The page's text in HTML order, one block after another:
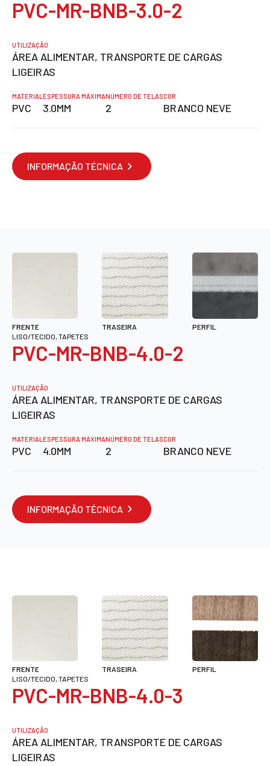
PVC-MR-BNB-3.0-2
UTILIZAÇÃO
ÁREA ALIMENTAR, TRANSPORTE DE CARGAS
LIGEIRAS
MATERIAL
PVC
ESPESSURA MÁXIMA
3.0MM
NÚMERO DE TELAS
2
COR
BRANCO NEVE
INFORMAÇÃO TÉCNICA
LISO/TECIDO, TAPETES
PVC-MR-BNB-4.0-2
UTILIZAÇÃO
ÁREA ALIMENTAR, TRANSPORTE DE CARGAS
LIGEIRAS
MATERIAL
PVC
ESPESSURA MÁXIMA
4.0MM
NÚMERO DE TELAS
2
COR
BRANCO NEVE
INFORMAÇÃO TÉCNICA
FRENTE TRASEIRA PERFIL
LISO/TECIDO, TAPETES
PVC-MR-BNB-4.0-3
UTILIZAÇÃO
ÁREA ALIMENTAR, TRANSPORTE DE CARGAS
LIGEIRAS
FRENTE TRASEIRA PERFIL